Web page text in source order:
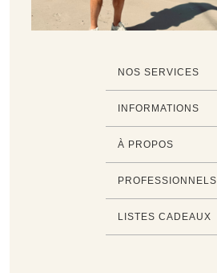
NOS SERVICES
INFORMATIONS
À PROPOS
PROFESSIONNELS
LISTES CADEAUX